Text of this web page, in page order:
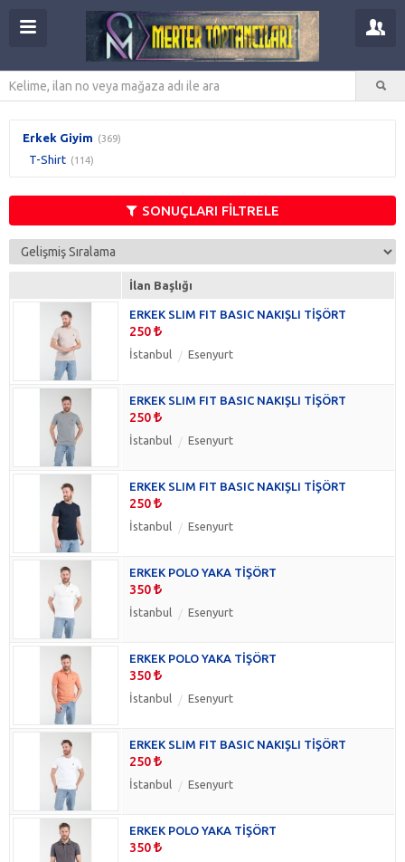
Erkek Giyim (369)
T-Shirt (114)
SONUÇLARI FİLTRELE
İlan Başlığı
ERKEK SLIM FIT BASIC NAKIŞLI TİŞÖRT
250
İstanbul Esenyurt
ERKEK SLIM FIT BASIC NAKIŞLI TİŞÖRT
250
İstanbul Esenyurt
ERKEK SLIM FIT BASIC NAKIŞLI TİŞÖRT
250
İstanbul Esenyurt
ERKEK POLO YAKA TİŞÖRT
350
İstanbul Esenyurt
ERKEK POLO YAKA TİŞÖRT
350
İstanbul Esenyurt
ERKEK SLIM FIT BASIC NAKIŞLI TİŞÖRT
250
İstanbul Esenyurt
ERKEK POLO YAKA TİŞÖRT
350